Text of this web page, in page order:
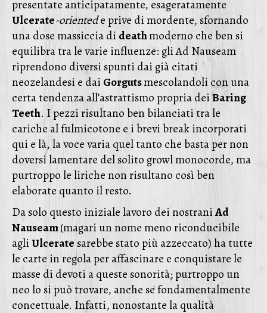
presentate anticipatamente, esageratamente
Ulcerate-orientede prive di mordente, sfornando
una dose massiccia di deathmoderno che ben si
equilibra tra le varie influenze: gli Ad Nauseam
riprendono diversi spunti dai già citati
neozelandesi e dai Gorgutsmescolandoli con una
certa tendenza all’astrattismo propria deiBaring
Teeth. I pezzi risultano ben bilanciati tra le
cariche al fulmicotone e i brevi break incorporati
qui e là, la voce varia quel tanto che basta per non
doversi lamentare del solito growl monocorde, ma
purtroppo le liriche non risultano così ben
elaborate quanto il resto.
Da solo questo iniziale lavoro dei nostraniAd
Nauseam(magari un nome meno riconducibile
agliUlceratesarebbe stato più azzeccato) ha tutte
le carte in regola per affascinare e conquistare le
masse di devoti a queste sonorità; purtroppo un
neo lo si può trovare, anche se fondamentalmente
concettuale. Infatti, nonostante la qualità